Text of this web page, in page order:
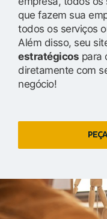
que fazem sua
todos os serviços
Além disso, seu
estratégicos para
diretamente com
negócio!